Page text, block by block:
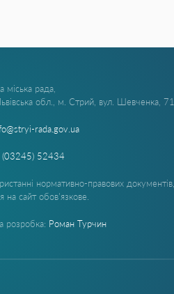
міська рада,
обл., м. Стрий, вул. Шевченка, 71
rada.gov.ua
(03245) 52434
нормативно-правових
на сайт обов'язкове.
розробка: Роман Турчин